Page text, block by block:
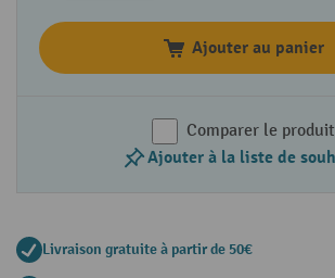
Ajouter au panier
Comparer le produit
Ajouter à la liste de
Livraison gratuite à partir de 50€